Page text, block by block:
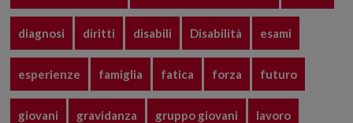
diagnosi diritti disabili Disabilità esami
esperienze famiglia fatica forza futuro
giovani gravidanza gruppo giovani lavoro